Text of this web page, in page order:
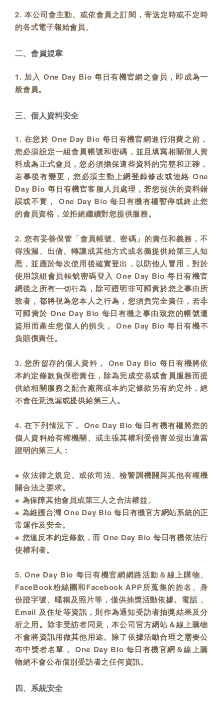
2. 本公司會主動、或依會員之訂閱，寄送定時或不定時
的各式電子報給會員。
二、會員規章
1. 加入 One Day Bio 每日有機官網之會員，即成為一
般會員。
三、個人資料安全
1. 在您於 One Day Bio 每日有機官網進行消費之前，
您必須設定一組會員帳號和密碼，並且填寫相關個人資
料成為正式會員，您必須擔保這些資料的完整和正確，
若事後有變更，您必須主動上網登錄修改或連絡 One
Day Bio 每日有機官客服人員處理，若您提供的資料錯
誤或不實， One Day Bio 每日有機有權暫停或終止您
的會員資格，並拒絕繼續對您提供服務。
2. 您有妥善保管「會員帳號、密碼」的責任和義務，不
得洩漏、出借、轉讓或其他方式或名義提供給第三人知
悉，並應於每次使用後確實登出，以防他人冒用，對於
使用該組會員帳號密碼登入 One Day Bio 每日有機官
網後之所有一切行為，除可證明非可歸責於您之事由所
致者，都將視為您本人之行為，您須負完全責任，若非
可歸責於 One Day Bio 每日有機之事由致您的帳號遭
盜用而產生您個人的損失， One Day Bio 每日有機不
負賠償責任。
3. 您所留存的個人資料， One Day Bio 每日有機將依
本約定條款負保密責任，除為完成交易或會員服務而提
供給相關服務之配合廠商或本約定條款另有約定外，絕
不會任意洩漏或提供給第三人。
4. 在下列情況下， One Day Bio 每日有機有權將您的
個人資料給有權機關、或主張其權利受侵害並提出適當
證明的第三人：
※ 依法律之規定、或依司法、檢警調機關與其他有權機
關合法之要求。
※ 為保障其他會員或第三人之合法權益。
※ 為維護台灣 One Day Bio 每日有機官方網站系統的正
常運作及安全。
※ 您違反本約定條款，而 One Day Bio 每日有機依法行
使權利者。
5. One Day Bio 每日有機官網網路活動＆線上購物、
FaceBook粉絲團和Facebook APP所蒐集的姓名、身
份證字號、暱稱及照片等，僅供抽獎活動依據。電話 、
Email 及住址等資訊，則作為通知受訪者抽獎結果及分
析之用。除非受訪者同意，本公司官方網站＆線上購物
不會將資訊用做其他用途。除了依據活動合理之需要公
布中獎者名單， One Day Bio 每日有機官網＆線上購
物絕不會公布個別受訪者之任何資訊。
四、系統安全